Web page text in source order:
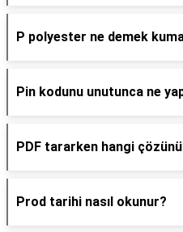
P polyester ne demek
Pin kodunu unutunca ne
PDF tararken hangi
Prod tarihi nasıl okunur?